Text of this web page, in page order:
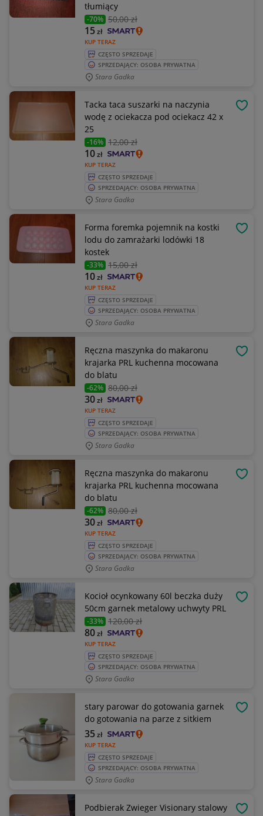
tłumiący
-70% 50,00 zł
KUP TERAZ
15zł
CZĘSTO SPRZEDAJE
SPRZEDAJĄCY: OSOBA PRYWATNA
Stara Gadka
Tacka taca suszarki na naczynia
wodę z ociekacza pod ociekacz 42 x
25
-16% 12,00 zł
KUP TERAZ
10zł
CZĘSTO SPRZEDAJE
SPRZEDAJĄCY: OSOBA PRYWATNA
Stara Gadka
Forma foremka pojemnik na kostki
lodu do zamrażarki lodówki 18
kostek
-33% 15,00 zł
KUP TERAZ
10zł
CZĘSTO SPRZEDAJE
SPRZEDAJĄCY: OSOBA PRYWATNA
Stara Gadka
Ręczna maszynka do makaronu
krajarka PRL kuchenna mocowana
do blatu
-62% 80,00 zł
KUP TERAZ
30zł
CZĘSTO SPRZEDAJE
SPRZEDAJĄCY: OSOBA PRYWATNA
Stara Gadka
Ręczna maszynka do makaronu
krajarka PRL kuchenna mocowana
do blatu
-62% 80,00 zł
KUP TERAZ
30zł
CZĘSTO SPRZEDAJE
SPRZEDAJĄCY: OSOBA PRYWATNA
Stara Gadka
Kocioł ocynkowany 60l beczka duży
50cm garnek metalowy uchwyty PRL
-33% 120,00 zł
KUP TERAZ
80zł
CZĘSTO SPRZEDAJE
SPRZEDAJĄCY: OSOBA PRYWATNA
Stara Gadka
stary parowar do gotowania garnek
do gotowania na parze z sitkiem
KUP TERAZ
35zł
CZĘSTO SPRZEDAJE
SPRZEDAJĄCY: OSOBA PRYWATNA
Stara Gadka
Podbierak Zwieger Visionary stalowy